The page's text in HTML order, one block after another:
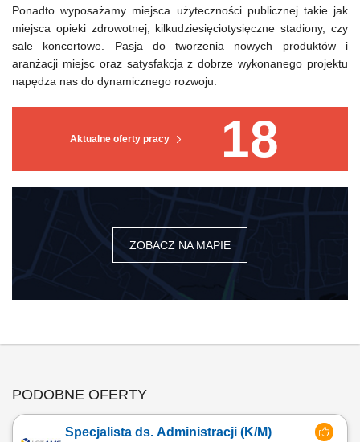
Aktualne oferty pracy 18
ZOBACZ NA MAPIE
Ponadto wyposażamy miejsca użyteczności publicznej takie jak
miejsca opieki zdrowotnej, kilkudziesięciotysięczne stadiony, czy
sale koncertowe. Pasja do tworzenia nowych produktów i
aranżacji miejsc oraz satysfakcja z dobrze wykonanego projektu
napędza nas do dynamicznego rozwoju.
PODOBNE OFERTY
Specjalista ds. Administracji (K/M)